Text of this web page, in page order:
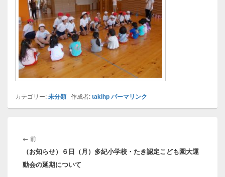
カテゴリー:未分類 作成者:takihpパーマリンク
稿
ナ
ビ
ゲ
← 前前
の
投
（お知らせ）６日（月）多紀小学校・たき認定こども園大運
動会の延期について